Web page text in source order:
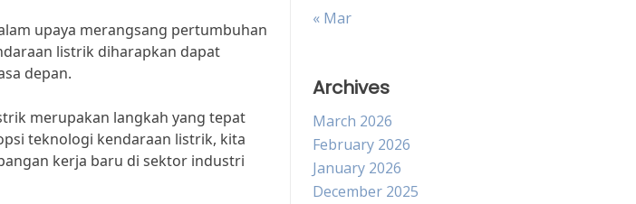
upaya merangsang pertumbuhan
listrik diharapkan dapat
depan.
merupakan langkah yang tepat
teknologi kendaraan listrik, kita
kerja baru di sektor industri
« Mar
Archives
March 2026
February 2026
January 2026
December 2025